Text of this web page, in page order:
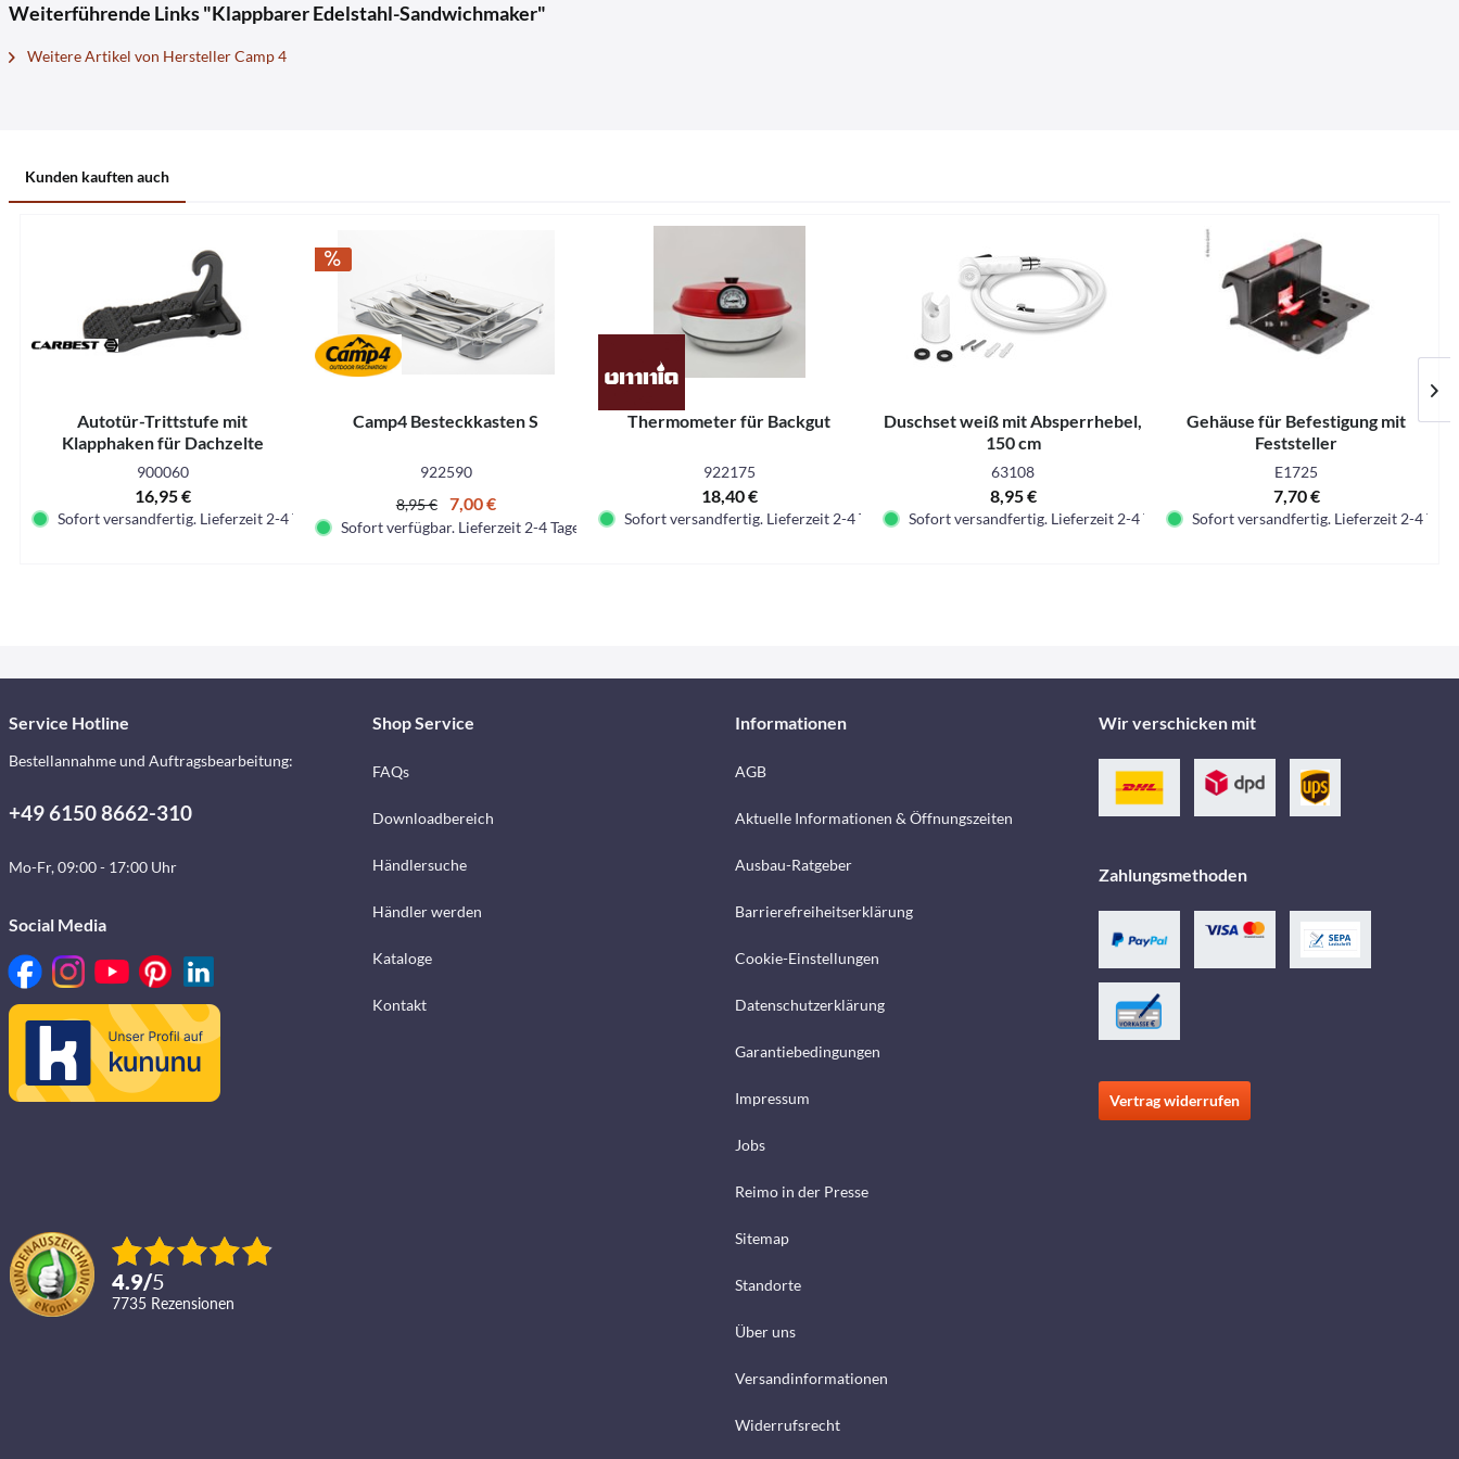
Weiterführende Links "Klappbarer Edelstahl-Sandwichmaker"
Weitere Artikel von Hersteller Camp 4
Kunden kauften auch
Autotür-Trittstufe mit
Klapphaken für Dachzelte
Wallaby 2 & Victoria
900060
16,95 €
Sofort versandfertig. Lieferzeit 2-4 Tage.
Camp4 Besteckkasten S
922590
8,95 €
7,00 €
Sofort verfügbar. Lieferzeit 2-4 Tage.
Thermometer für Backgut
922175
18,40 €
Sofort versandfertig. Lieferzeit 2-4 Tage.
Duschset weiß mit Absperrhebel,
150 cm
63108
8,95 €
Sofort versandfertig. Lieferzeit 2-4 Tage.
Gehäuse für Befestigung mit
Feststeller
E1725
7,70 €
Sofort versandfertig. Lieferzeit 2-4 Tage.
Service Hotline
Bestellannahme und Auftragsbearbeitung:
+49 6150 8662-310
Mo-Fr, 09:00 - 17:00 Uhr
Social Media
4.9/5
7735 Rezensionen
Shop Service
FAQs
Downloadbereich
Händlersuche
Händler werden
Kataloge
Kontakt
Informationen
AGB
Aktuelle Informationen & Öffnungszeiten
Ausbau-Ratgeber
Barrierefreiheitserklärung
Cookie-Einstellungen
Datenschutzerklärung
Garantiebedingungen
Impressum
Jobs
Reimo in der Presse
Sitemap
Standorte
Über uns
Versandinformationen
Widerrufsrecht
Wir verschicken mit
Zahlungsmethoden
Vertrag widerrufen